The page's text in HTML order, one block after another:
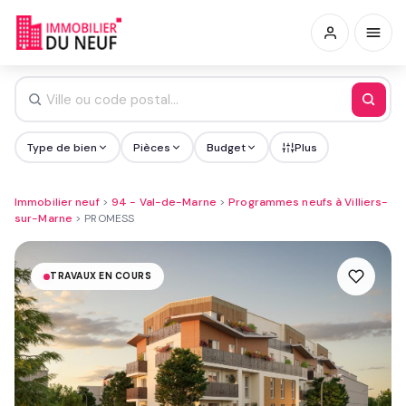
Type de bien Pièces Budget Plus
Immobilier neuf> 94 - Val-de-Marne >Programmes neufs à Villiers-
sur-Marne > PROMESS
TRAVAUX EN COURS